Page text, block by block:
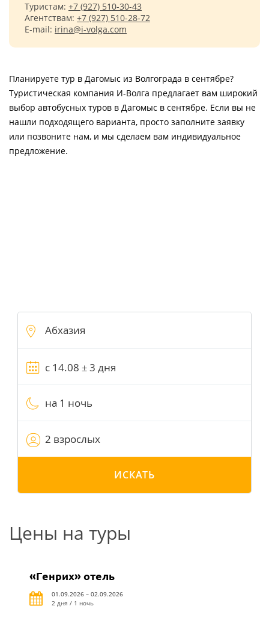
Туристам: +7 (927) 510-30-43
Агентствам: +7 (927) 510-28-72
E-mail: irina@i-volga.com
Планируете тур в Дагомыс из Волгограда в сентябре?
Туристическая компания И-Волга предлагает вам широкий
выбор автобусных туров в Дагомыс в сентябре. Если вы не
нашли подходящего варианта, просто заполните заявку
или позвоните нам, и мы сделаем вам индивидуальное
предложение.
на 1 ночь
2 взрослых
ИСКАТЬ
Цены на туры
«Генрих» отель
01.09.2026 – 02.09.2026
2 дня / 1 ночь